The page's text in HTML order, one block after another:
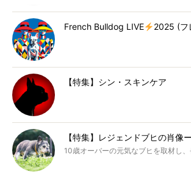
French Bulldog LIVE 2025 (フ
【特集】シン・スキンケア
【特集】レジェンドブヒの肖像
10歳オーバーの元気なブヒを取材し、